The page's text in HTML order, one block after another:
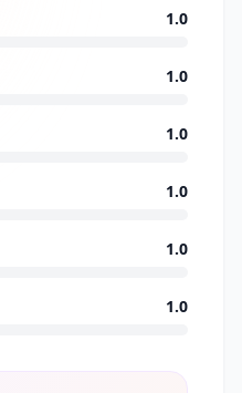
1.0
1.0
1.0
1.0
1.0
1.0